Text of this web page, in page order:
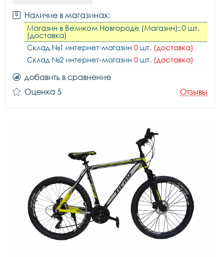
Наличие в магазинах:
Магазин в Великом Новгороде (Магазин): 0 шт.
(доставка)
Склад №1 интернет-магазин 0 шт. (доставка)
Склад №2 интернет-магазин 0 шт. (доставка)
добавить в сравнение
Оценка 5
Отзывы